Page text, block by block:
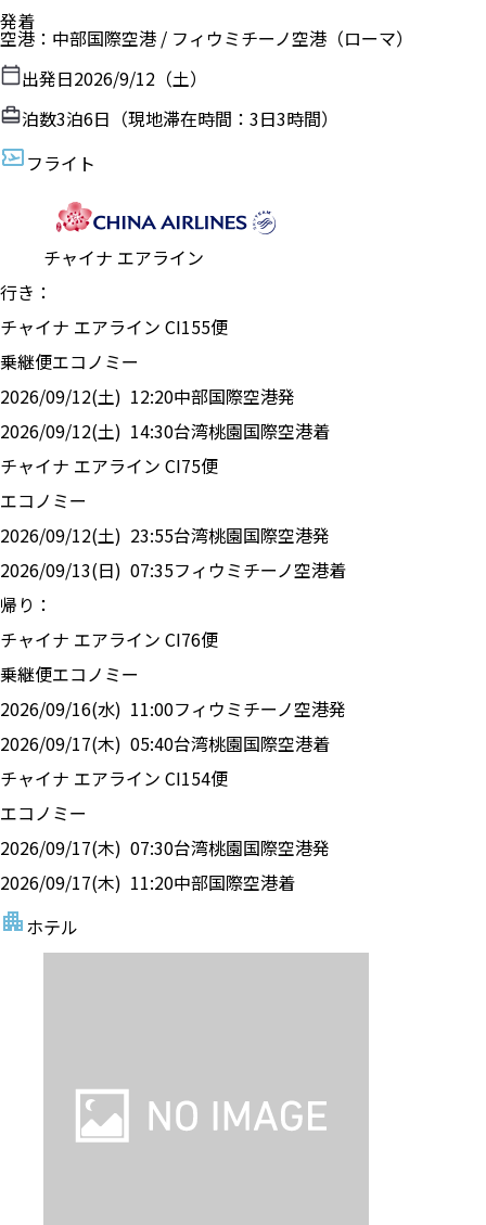
発着
空港 ： 中部国際空港 / フィウミチーノ空港 （ローマ）
出発日2026/9/12（土）
泊数3泊6日（現地滞在時間： 3日3時間）
フライト
チャイナ エアライン
行き：
チャイナ エアライン CI155便
乗継便エコノミー
2026/09/12(土) 12:20中部国際空港発
2026/09/12(土) 14:30台湾桃園国際空港着
チャイナ エアライン CI75便
エコノミー
2026/09/12(土) 23:55台湾桃園国際空港発
2026/09/13(日) 07:35フィウミチーノ空港着
帰り：
チャイナ エアライン CI76便
乗継便エコノミー
2026/09/16(水) 11:00フィウミチーノ空港発
2026/09/17(木) 05:40台湾桃園国際空港着
チャイナ エアライン CI154便
エコノミー
2026/09/17(木) 07:30台湾桃園国際空港発
2026/09/17(木) 11:20中部国際空港着
ホテル